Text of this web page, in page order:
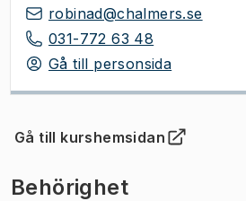
robinad@chalmers.se
031-772 63 48
Gå till personsida
Gå till kurshemsidan
(Öppnas i ny flik)
Behörighet